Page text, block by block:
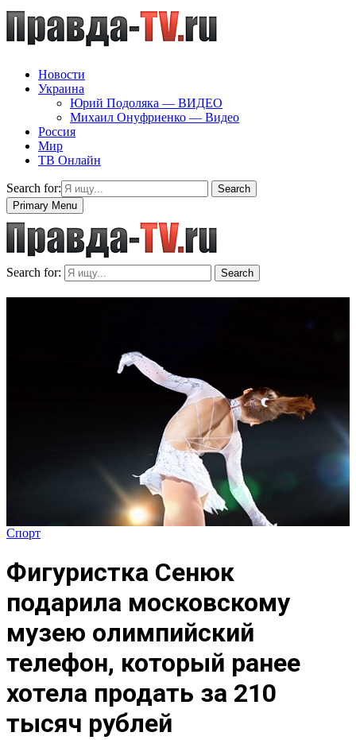
Новости
Украина
Юрий Подоляка — ВИДЕО
Михаил Онуфриенко — Видео
Россия
Мир
ТВ Онлайн
Search for:
Search
Primary Menu
Search for: Search
Спорт
Фигуристка Сенюк
подарила московскому
музею олимпийский
телефон, который ранее
хотела продать за 210
тысяч рублей